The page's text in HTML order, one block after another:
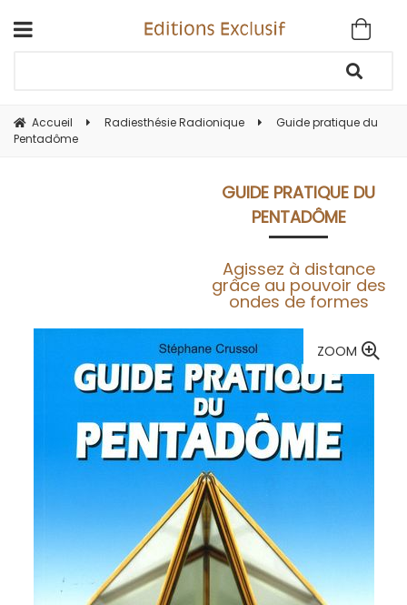
Accueil Radiesthésie Radionique
Guide pratique du
Pentadôme
GUIDE PRATIQUE DU
PENTADÔME
Agissez à distance
grâce au pouvoir des
ondes de formes
ZOOM